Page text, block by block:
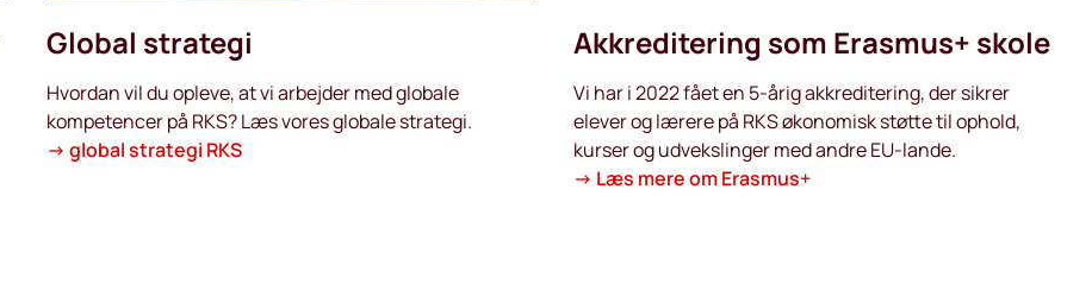
Global strategi
Hvordan vil du opleve, at vi arbejder med globale
kompetencer på RKS? Læs vores globale strategi.
→ global strategi RKS
Akkreditering som Erasmus+ skole
Vi har i 2022 fået en 5-årig akkreditering, der sikrer
elever og lærere på RKS økonomisk støtte til ophold,
kurser og udvekslinger med andre EU-lande.
→ Læs mere om Erasmus+